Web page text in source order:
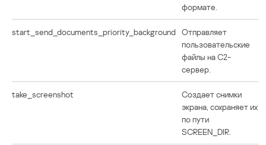
формате.
start_send_documents_priority_background Отправляет
пользовательские
файлы на C2-
сервер.
take_screenshot
Создает снимки
экрана, сохраняет их
по пути
SCREEN_DIR.